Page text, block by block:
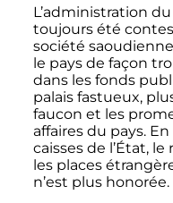
L’administration
toujours été
société
le pays de façon
dans les fonds
palais fastueux,
faucon et les
affaires du pays.
caisses de l’État,
les places
n’est plus honorée.